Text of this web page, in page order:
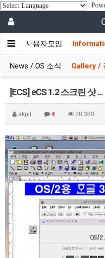
/ 사용자모임
News / OS 소식 Gallery /
[ECS] eCS 1.2 스크린 샷 ...
akpil 4 28,380